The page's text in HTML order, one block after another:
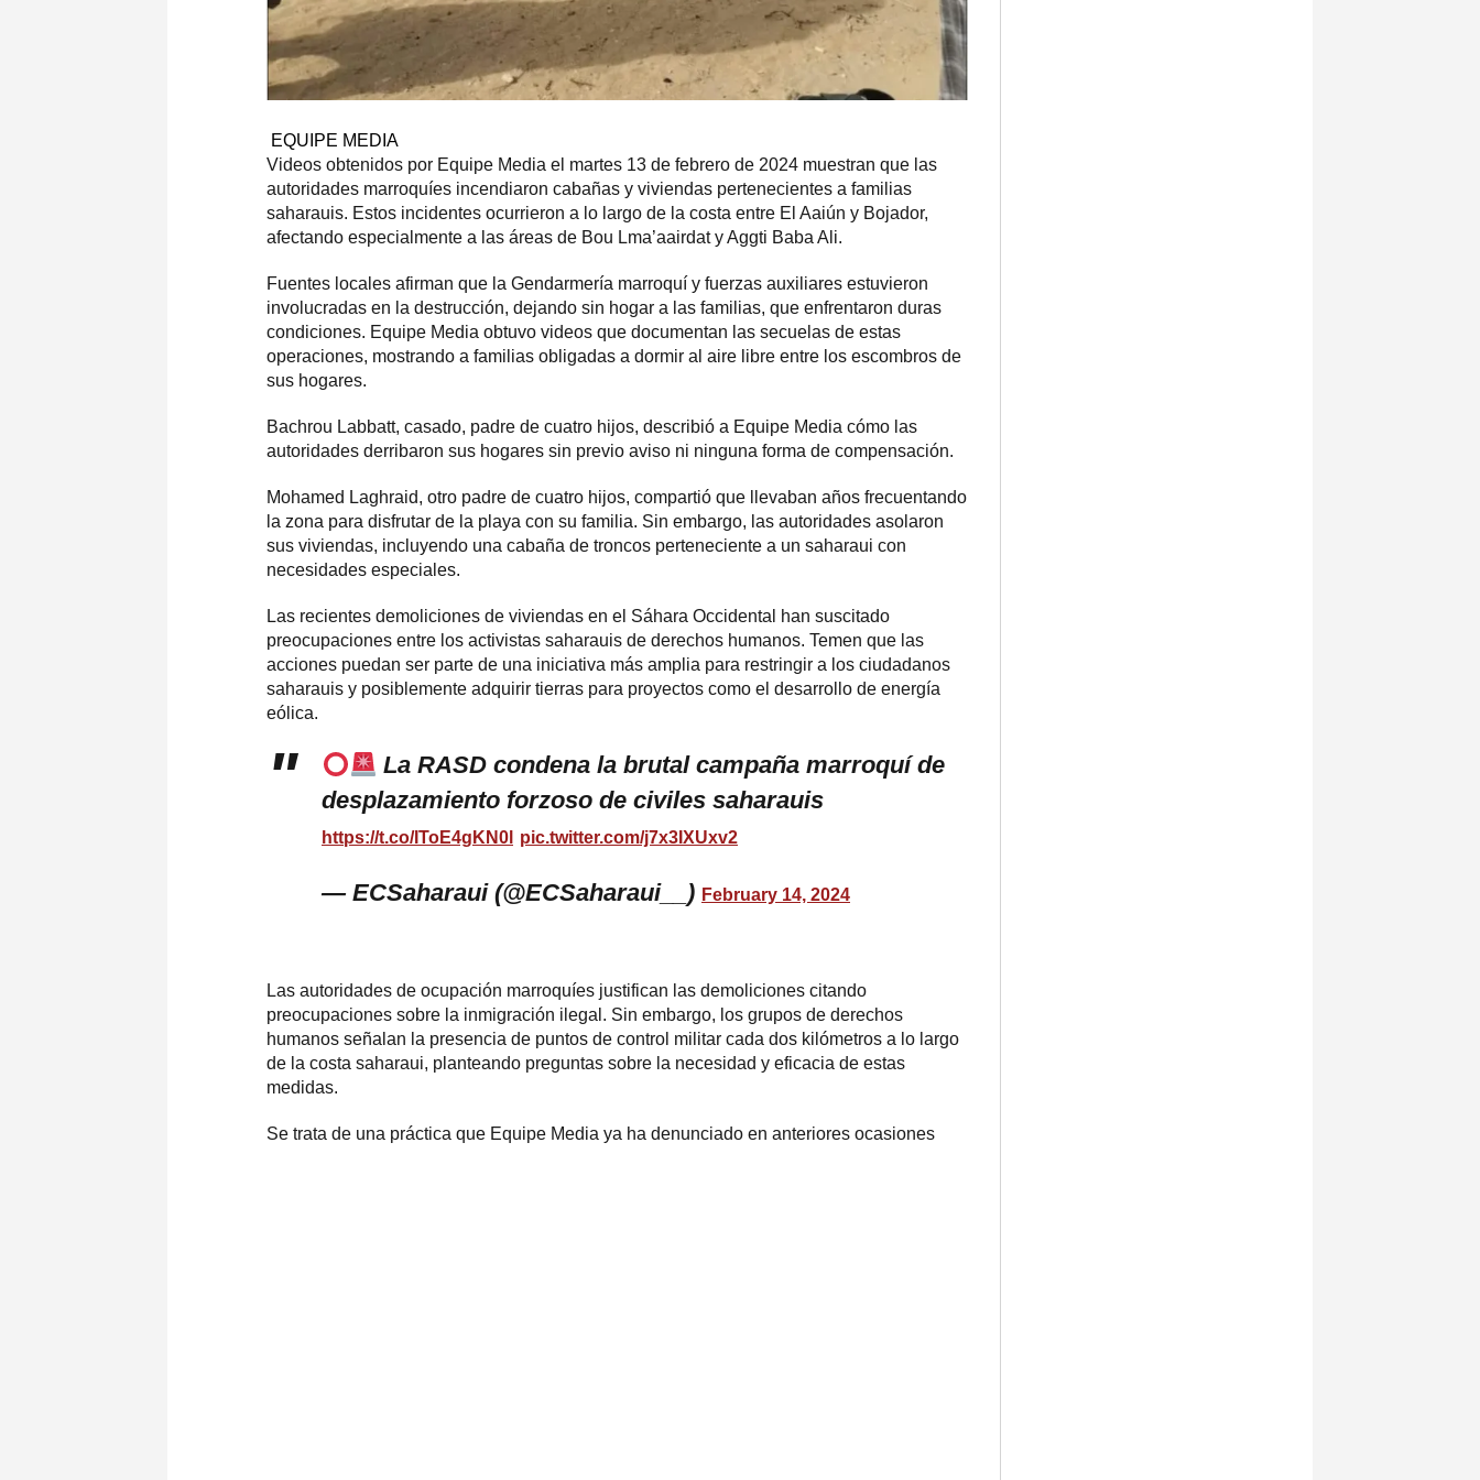
EQUIPE MEDIA
Videos obtenidos por Equipe Media el martes 13 de febrero de 2024 muestran que las
autoridades marroquíes incendiaron cabañas y viviendas pertenecientes a familias
saharauis. Estos incidentes ocurrieron a lo largo de la costa entre El Aaiún y Bojador,
afectando especialmente a las áreas de Bou Lma’aairdat y Aggti Baba Ali.
Fuentes locales afirman que la Gendarmería marroquí y fuerzas auxiliares estuvieron
involucradas en la destrucción, dejando sin hogar a las familias, que enfrentaron duras
condiciones. Equipe Media obtuvo videos que documentan las secuelas de estas
operaciones, mostrando a familias obligadas a dormir al aire libre entre los escombros de
sus hogares.
Bachrou Labbatt, casado, padre de cuatro hijos, describió a Equipe Media cómo las
autoridades derribaron sus hogares sin previo aviso ni ninguna forma de compensación.
Mohamed Laghraid, otro padre de cuatro hijos, compartió que llevaban años frecuentando
la zona para disfrutar de la playa con su familia. Sin embargo, las autoridades asolaron
sus viviendas, incluyendo una cabaña de troncos perteneciente a un saharaui con
necesidades especiales.
Las recientes demoliciones de viviendas en el Sáhara Occidental han suscitado
preocupaciones entre los activistas saharauis de derechos humanos. Temen que las
acciones puedan ser parte de una iniciativa más amplia para restringir a los ciudadanos
saharauis y posiblemente adquirir tierras para proyectos como el desarrollo de energía
eólica.
La RASD condena la brutal campaña marroquí de
desplazamiento forzoso de civiles saharauis
https://t.co/IToE4gKN0l pic.twitter.com/j7x3IXUxv2
— ECSaharaui (@ECSaharaui__) February 14, 2024
Las autoridades de ocupación marroquíes justifican las demoliciones citando
preocupaciones sobre la inmigración ilegal. Sin embargo, los grupos de derechos
humanos señalan la presencia de puntos de control militar cada dos kilómetros a lo largo
de la costa saharaui, planteando preguntas sobre la necesidad y eficacia de estas
medidas.
Se trata de una práctica que Equipe Media ya ha denunciado en anteriores ocasiones